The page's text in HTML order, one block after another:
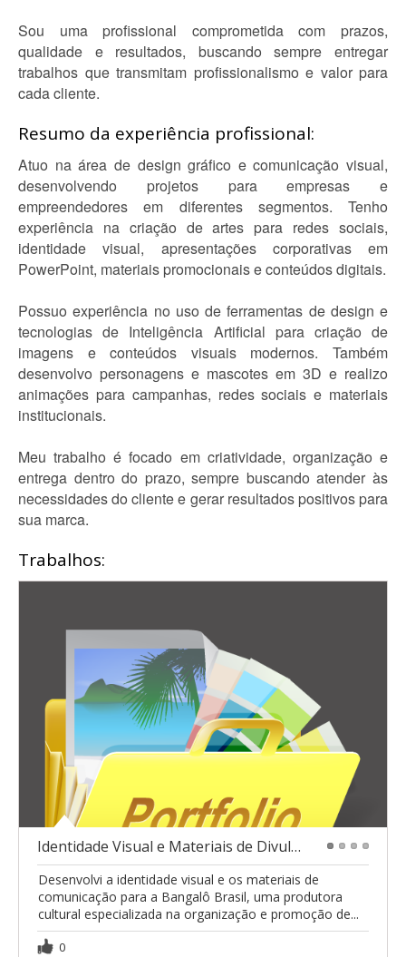
Sou uma profissional comprometida com prazos,
qualidade e resultados, buscando sempre entregar
trabalhos que transmitam profissionalismo e valor para
cada cliente.
Resumo da experiência profissional:
Atuo na área de design gráfico e comunicação visual,
desenvolvendo projetos para empresas e
empreendedores em diferentes segmentos. Tenho
experiência na criação de artes para redes sociais,
identidade visual, apresentações corporativas em
PowerPoint, materiais promocionais e conteúdos digitais.
Possuo experiência no uso de ferramentas de design e
tecnologias de Inteligência Artificial para criação de
imagens e conteúdos visuais modernos. Também
desenvolvo personagens e mascotes em 3D e realizo
animações para campanhas, redes sociais e materiais
institucionais.
Meu trabalho é focado em criatividade, organização e
entrega dentro do prazo, sempre buscando atender às
necessidades do cliente e gerar resultados positivos para
sua marca.
Trabalhos:
Identidade Visual e Materiais de Divulgação para E
Desenvolvi a identidade visual e os materiais de
comunicação para a Bangalô Brasil, uma produtora
cultural especializada na organização e promoção de...
0